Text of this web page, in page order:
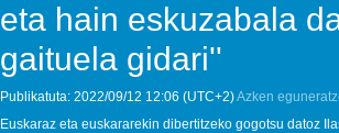
eta hain eskuzabala
gaituela gidari''
Publikatuta: 2022/09/12 12:06 (UTC+2)Azken
Euskaraz eta euskararekin dibertitzeko gogotsu datoz